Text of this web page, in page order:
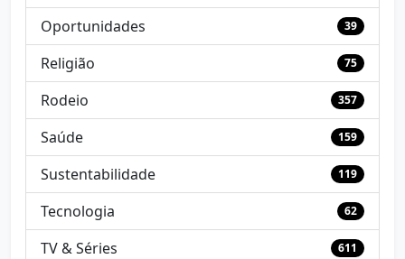
Oportunidades 39
Religião 75
Rodeio 357
Saúde 159
Sustentabilidade 119
Tecnologia 62
TV & Séries 611